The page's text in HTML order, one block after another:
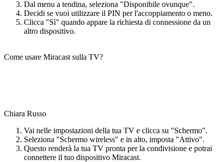
Dal menu a tendina, seleziona "Disponibile ovunque".
Decidi se vuoi utilizzare il PIN per l'accoppiamento o meno.
Clicca "Sì" quando appare la richiesta di connessione da un
altro dispositivo.
Come usare Miracast sulla TV?
Chiara Russo
Vai nelle impostazioni della tua TV e clicca su "Schermo".
Seleziona "Schermo wireless" e in alto, imposta "Attivo".
Questo renderà la tua TV pronta per la condivisione e potrai
connettere il tuo dispositivo Miracast.